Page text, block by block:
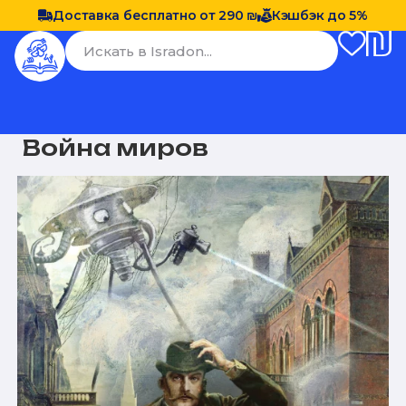
Доставка бесплатно от 290 ₪ Кэшбэк до 5%
Война миров